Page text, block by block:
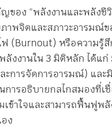
ของ “พลังงานและพลังชี
พจิตและสภาวะอารมณ์
ฟ (Burnout) หรือความรู้
งงานใน 3 มิติหลัก ได้แก่
การจัดการอารมณ์) และ
รอธิบายกลไกสมองที่เ
ข้าใจและสามารถฟื้นฟูพลั
ง